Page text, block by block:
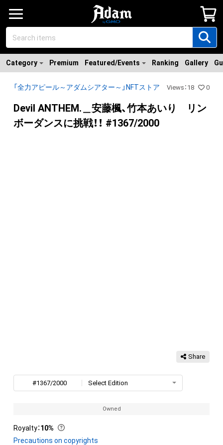
Category Premium Featured/Events Ranking Gallery
「全力アピール～アダムシアター～」NFTストア Views ： 18 0
Devil ANTHEM.＿安藤楓、竹本あいり リン
ボーダンスに挑戦！！ #1367/2000
Share
#1367/2000 Select Edition
Owned
Royalty：10%
Precautions on copyrights